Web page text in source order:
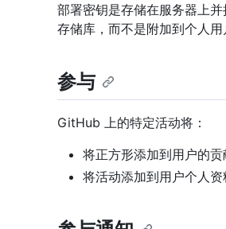
部署密钥是存储在服务器上
存储库，而不是附加到个人用
参与
GitHub 上的特定活动将：
将正方形添加到用户的贡
将活动添加到用户个人资